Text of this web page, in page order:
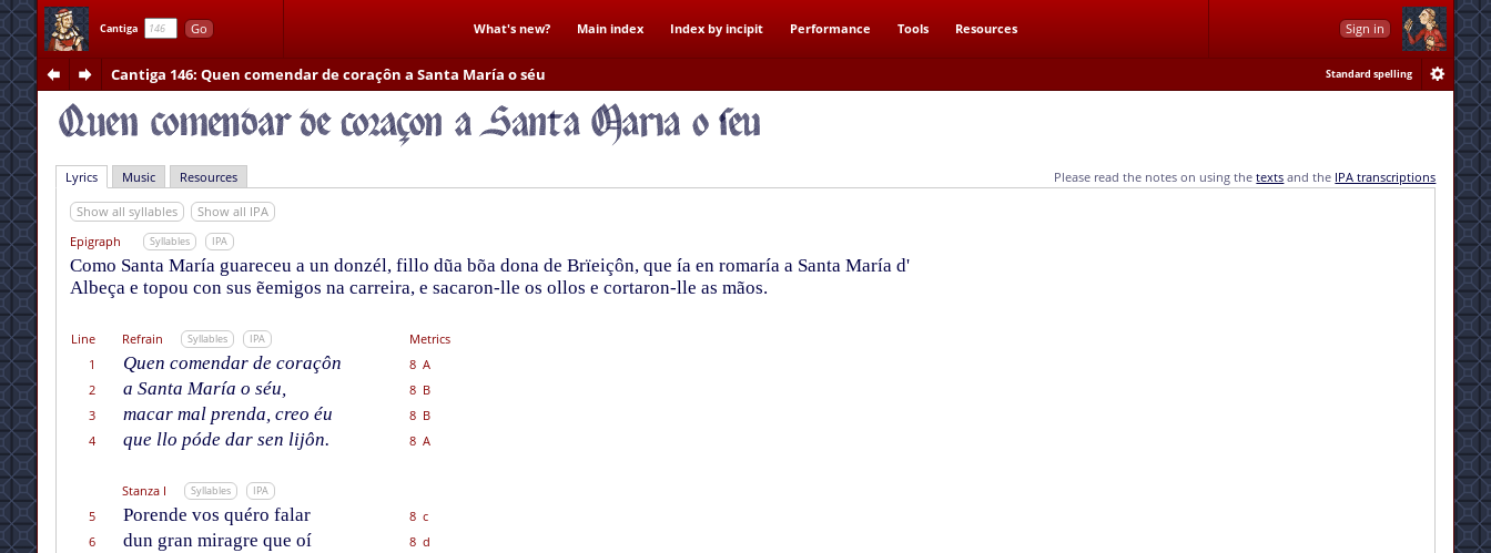
Cantiga Go What's new? Main index Index by incipit Performance Tools Resources Sign in
Cantiga 146: Quen comendar de coraçôn a Santa María o séu Standard spelling
Lyrics Music Resources Please read the notes on using thetexts and the IPA transcriptions
Show all syllables
Show all IPA
Epigraph
Syllables IPA
Como Santa María guareceu a un donzél, fillo dũa bõa dona de Brïeiçôn, que ía en romaría a Santa María d'
Albeça e topou con sus ẽemigos na carreira, e sacaron-lle os ollos e cortaron-lle as mãos.
Line Refrain Syllables IPA
Metrics
1
Quen comendar de coraçôn
8 A
2
a Santa María o séu,
8 B
3
macar mal prenda, creo éu
8 B
4
que llo póde dar sen lijôn. 8 A
Stanza I Syllables IPA
5 Porende vos quéro falar
8 c
6
dun gran miragre que oí
8 d